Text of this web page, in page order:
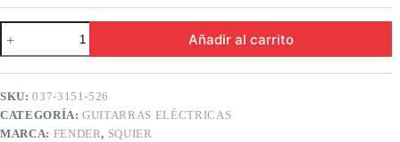
Squier
Sonic™
Stratocaster®
California
cantidad
Añadir al carrito
SKU:037-3151-526
CATEGORÍA:GUITARRAS ELÉCTRICAS
MARCA: FENDER, SQUIER